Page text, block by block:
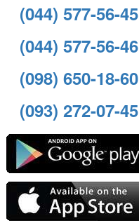
(044) 577-56-45
(044) 577-56-46
(098) 650-18-60
(093) 272-07-45